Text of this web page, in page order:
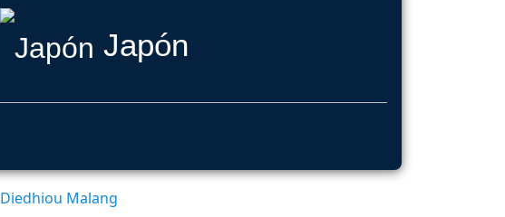
Japón
Diedhiou Malang